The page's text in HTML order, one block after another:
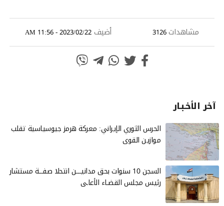
مشاهدات3126 أضيف 2023/02/22 - 11:56 AM
آخر الأخـبـار
الحرس الثوري الإيراني: معركة هرمز جيوسياسية تقلب
موازين القوى
السجن 10 سنوات بحق مدانيــــن انتحلا صفـــة مستشار
رئيس مجلس القضـاء الأعاـى